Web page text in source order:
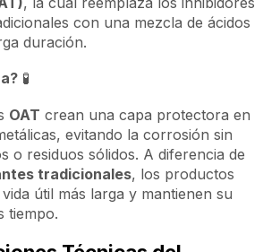
con una mezcla de ácidos
duración.
🧪
OAT crean una capa protectora en
evitando la corrosión sin
o residuos sólidos. A diferencia de
tradicionales, los productos
útil más larga y mantienen su
tiempo.